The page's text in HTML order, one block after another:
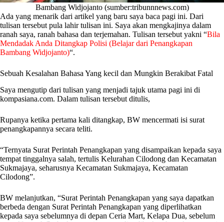
Bambang Widjojanto (sumber:tribunnnews.com)
Ada yang menarik dari artikel yang baru saya baca pagi ini. Dari
tulisan tersebut pula lahir tulisan ini. Saya akan mengkajinya dalam
ranah saya, ranah bahasa dan terjemahan. Tulisan tersebut yakni “Bila
Mendadak Anda Ditangkap Polisi (Belajar dari Penangkapan
Bambang Widjojanto)“.
Sebuah Kesalahan Bahasa Yang kecil dan Mungkin Berakibat Fatal
Saya mengutip dari tulisan yang menjadi tajuk utama pagi ini di
kompasiana.com. Dalam tulisan tersebut ditulis,
Rupanya ketika pertama kali ditangkap, BW mencermati isi surat
penangkapannya secara teliti.
“Ternyata Surat Perintah Penangkapan yang disampaikan kepada saya
tempat tinggalnya salah, tertulis Kelurahan Cilodong dan Kecamatan
Sukmajaya, seharusnya Kecamatan Sukmajaya, Kecamatan
Cilodong”.
BW melanjutkan, “Surat Perintah Penangkapan yang saya dapatkan
berbeda dengan Surat Perintah Penangkapan yang diperlihatkan
kepada saya sebelumnya di depan Ceria Mart, Kelapa Dua, sebelum